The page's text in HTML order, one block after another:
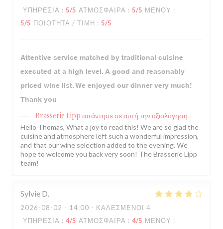
ΥΠΗΡΕΣΊΑ : 5/5 ΑΤΜΌΣΦΑΙΡΑ : 5/5 ΜΕΝΟΎ :
5/5 ΠΟΙΌΤΗΤΑ / ΤΙΜΉ : 5/5
Attentive service matched by traditional cuisine
executed at a high level. A good and reasonably
priced wine list. We enjoyed our dinner very much!
Thank you
Brasserie Lipp απάντησε σε αυτή την αξιολόγηση
Hello Thomas, What a joy to read this! We are so glad the
cuisine and atmosphere left such a wonderful impression,
and that our wine selection added to the evening. We
hope to welcome you back very soon! The Brasserie Lipp
team!
Sylvie D
2026-08-02 - 14:00 - ΚΑΛΕΣΜΈΝΟΙ 4
ΥΠΗΡΕΣΊΑ : 4/5 ΑΤΜΌΣΦΑΙΡΑ : 4/5 ΜΕΝΟΎ :